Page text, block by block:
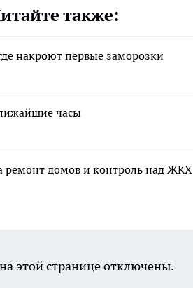
также:
накроют первые заморозки
часы
ремонт домов и контроль над ЖКХ
этой странице отключены.